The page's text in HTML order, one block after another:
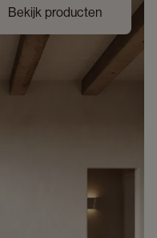
Bekijk producten